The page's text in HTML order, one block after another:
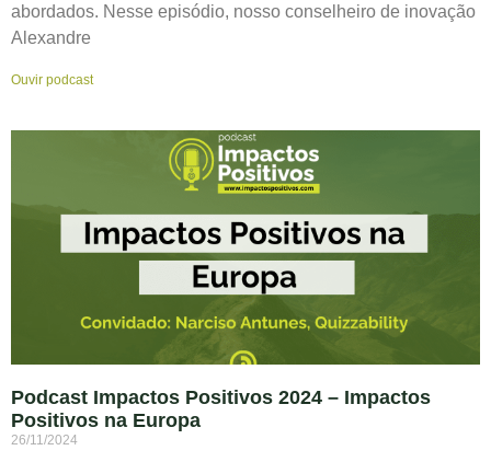
abordados. Nesse episódio, nosso conselheiro de inovação
Alexandre
Ouvir podcast
Podcast Impactos Positivos 2024 – Impactos
Positivos na Europa
26/11/2024